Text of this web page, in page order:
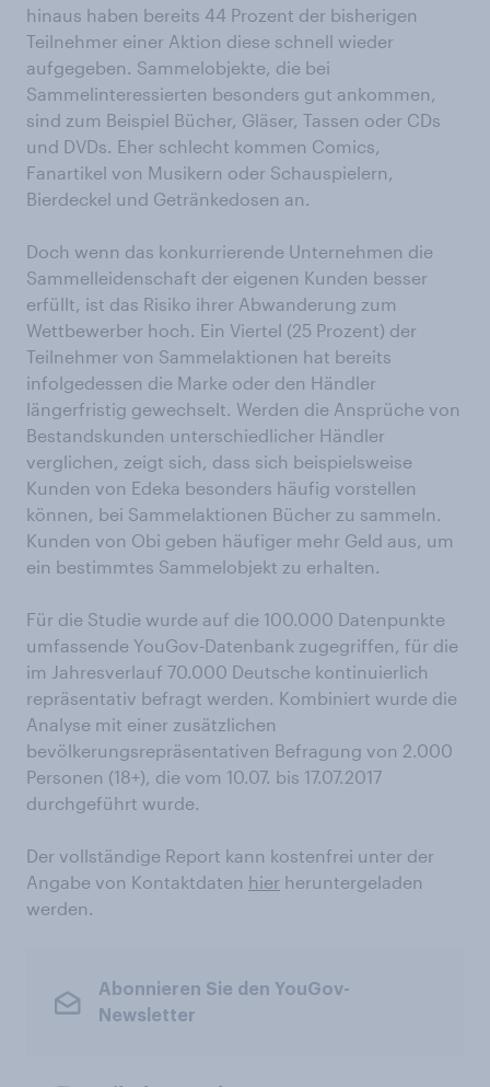
hinaus haben bereits 44 Prozent der bisherigen
Teilnehmer einer Aktion diese schnell wieder
aufgegeben. Sammelobjekte, die bei
Sammelinteressierten besonders gut ankommen,
sind zum Beispiel Bücher, Gläser, Tassen oder CDs
und DVDs. Eher schlecht kommen Comics,
Fanartikel von Musikern oder Schauspielern,
Bierdeckel und Getränkedosen an.
Doch wenn das konkurrierende Unternehmen die
Sammelleidenschaft der eigenen Kunden besser
erfüllt, ist das Risiko ihrer Abwanderung zum
Wettbewerber hoch. Ein Viertel (25 Prozent) der
Teilnehmer von Sammelaktionen hat bereits
infolgedessen die Marke oder den Händler
längerfristig gewechselt. Werden die Ansprüche von
Bestandskunden unterschiedlicher Händler
verglichen, zeigt sich, dass sich beispielsweise
Kunden von Edeka besonders häufig vorstellen
können, bei Sammelaktionen Bücher zu sammeln.
Kunden von Obi geben häufiger mehr Geld aus, um
ein bestimmtes Sammelobjekt zu erhalten.
Für die Studie wurde auf die 100.000 Datenpunkte
umfassende YouGov-Datenbank zugegriffen, für die
im Jahresverlauf 70.000 Deutsche kontinuierlich
repräsentativ befragt werden. Kombiniert wurde die
Analyse mit einer zusätzlichen
bevölkerungsrepräsentativen Befragung von 2.000
Personen (18+), die vom 10.07. bis 17.07.2017
durchgeführt wurde.
Der vollständige Report kann kostenfrei unter der
Angabe von Kontaktdaten hier heruntergeladen
werden.
Abonnieren Sie den YouGov-
Newsletter